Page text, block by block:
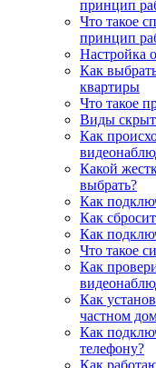
принцип
Что такое
принцип
Настройка
Как
квартиры
Что такое
Виды
Как
Какой
выбрать?
Как
Как
Как
Что такое
Как
Как
частном
Как
телефону?
Как